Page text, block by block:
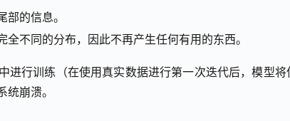
的信息。
全不同的分布，因此不再产生任何有用的东西。
进行训练（在使用真实数据进行第一次迭代后，模型
崩溃。